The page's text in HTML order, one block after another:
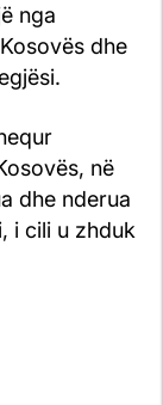
nga
dhe
në
dhe nderua
i cili u zhduk